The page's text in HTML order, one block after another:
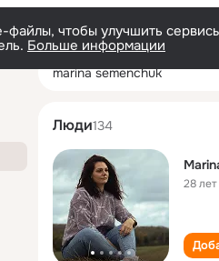
чтобы улучшить
Больше информации
marina semenchuk
Люди134
28 лет